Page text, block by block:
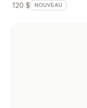
120 $
NOUVEAU